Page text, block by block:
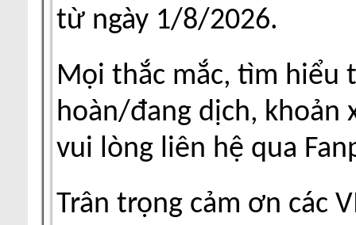
từ ngày 1/8/2026.
Mọi thắc mắc, tìm hiểu
hoàn/đang dịch, khoản
vui lòng liên hệ qua
Trân trọng cảm ơn các